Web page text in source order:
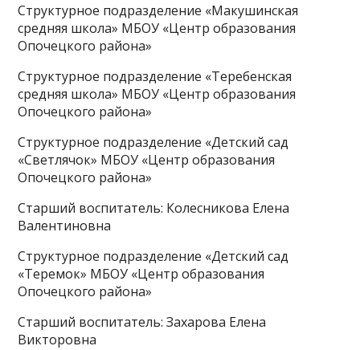
Структурное подразделение «Макушинская
средняя школа» МБОУ «Центр образования
Опочецкого района»
Структурное подразделение «Теребенская
средняя школа» МБОУ «Центр образования
Опочецкого района»
Структурное подразделение «Детский сад
«Светлячок» МБОУ «Центр образования
Опочецкого района»
Старший воспитатель: Колесникова Елена
Валентиновна
Структурное подразделение «Детский сад
«Теремок» МБОУ «Центр образования
Опочецкого района»
Старший воспитатель: Захарова Елена
Викторовна